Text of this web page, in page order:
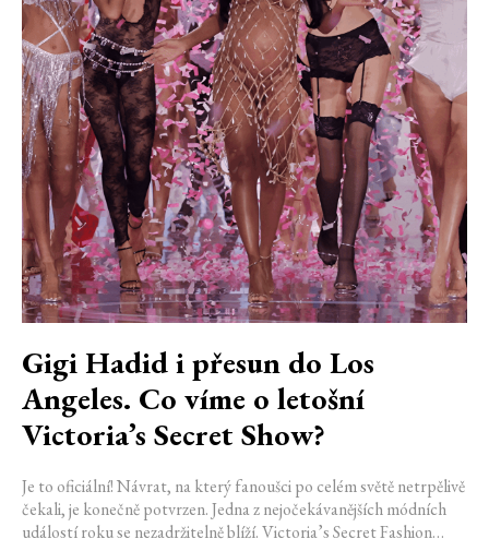
Gigi Hadid i přesun do Los
Angeles. Co víme o letošní
Victoria’s Secret Show?
Je to oficiální! Návrat, na který fanoušci po celém světě netrpělivě
čekali, je konečně potvrzen. Jedna z nejočekávanějších módních
událostí roku se nezadržitelně blíží. Victoria’s Secret Fashion